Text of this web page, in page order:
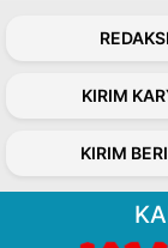
REDAKSI
KIRIM
KIRIM